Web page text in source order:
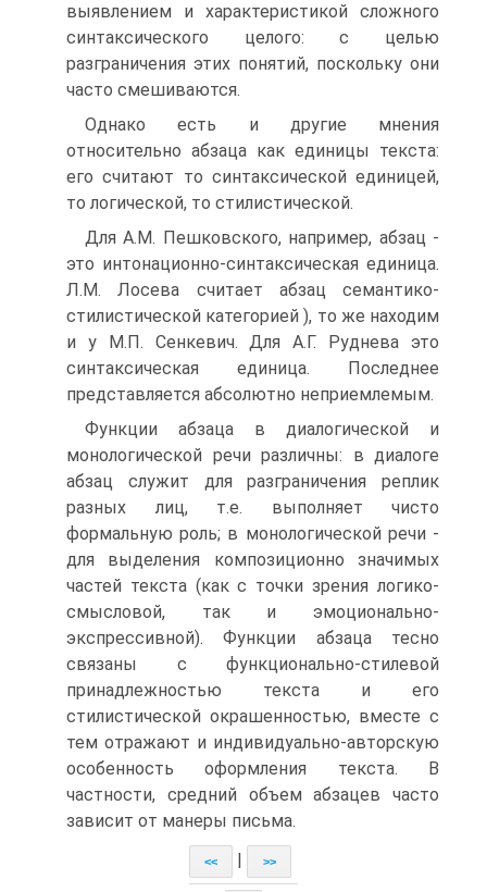
выявлением и характеристикой сложного
синтаксического целого: с целью
разграничения этих понятий, поскольку они
часто смешиваются.
Однако есть и другие мнения
относительно абзаца как единицы текста:
его считают то синтаксической единицей,
то логической, то стилистической.
Для А.М. Пешковского, например, абзац -
это интонационно-синтаксическая единица.
Л.М. Лосева считает абзац семантико-
стилистической категорией ), то же находим
и у М.П. Сенкевич. Для А.Г. Руднева это
синтаксическая единица. Последнее
представляется абсолютно неприемлемым.
Функции абзаца в диалогической и
монологической речи различны: в диалоге
абзац служит для разграничения реплик
разных лиц, т.е. выполняет чисто
формальную роль; в монологической речи -
для выделения композиционно значимых
частей текста (как с точки зрения логико-
смысловой, так и эмоционально-
экспрессивной). Функции абзаца тесно
связаны с функционально-стилевой
принадлежностью текста и его
стилистической окрашенностью, вместе с
тем отражают и индивидуально-авторскую
особенность оформления текста. В
частности, средний объем абзацев часто
зависит от манеры письма.
<< >>